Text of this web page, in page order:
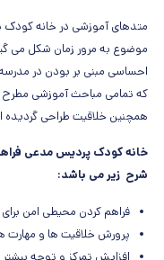
متدهای آموزشی در خانه کودک
موضوع به مرور زمان شکل می
احساسی مبنی بر بودن در
که تمامی مباحث آموزشی مطرح
همچنین خلاقیت طراحی
خانه کودک پردیس مدعی
شرح زیر می باشد:
فراهم کردن محیطی امن
پرورش خلاقیت ها و مهارت